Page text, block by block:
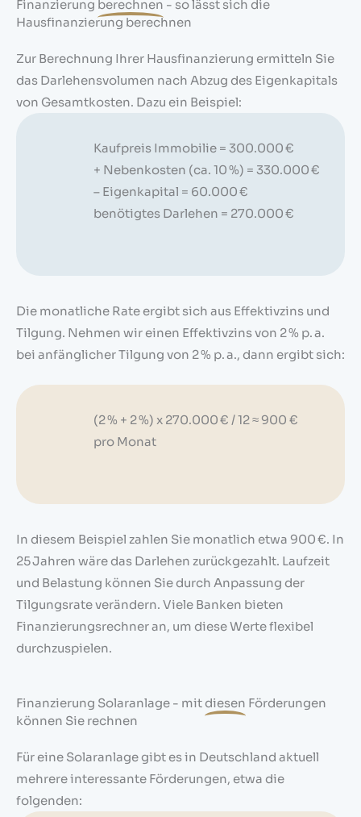
Finanzierung berechnen - so lässt sich die
Hausfinanzierung berechnen
Zur Berechnung Ihrer Hausfinanzierung ermitteln Sie
das Darlehensvolumen nach Abzug des Eigenkapitals
von Gesamtkosten. Dazu ein Beispiel:
Kaufpreis Immobilie = 300.000 €
+ Nebenkosten (ca. 10 %) = 330.000 €
– Eigenkapital = 60.000 €
benötigtes Darlehen = 270.000 €
Die monatliche Rate ergibt sich aus Effektivzins und
Tilgung. Nehmen wir einen Effektivzins von 2 % p. a.
bei anfänglicher Tilgung von 2 % p. a., dann ergibt sich:
(2 % + 2 %) x 270.000 € / 12 ≈ 900 €
pro Monat
In diesem Beispiel zahlen Sie monatlich etwa 900 €. In
25 Jahren wäre das Darlehen zurückgezahlt. Laufzeit
und Belastung können Sie durch Anpassung der
Tilgungsrate verändern. Viele Banken bieten
Finanzierungsrechner an, um diese Werte flexibel
durchzuspielen.
Finanzierung Solaranlage - mit diesen Förderungen
können Sie rechnen
Für eine Solaranlage gibt es in Deutschland aktuell
mehrere interessante Förderungen, etwa die
folgenden: